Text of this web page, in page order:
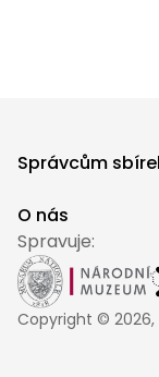
Správcům
O nás
Spravuje:
Copyright © 2026,